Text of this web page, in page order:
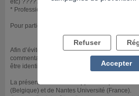
etc) ????‍????‍????‍????
* Professionnels de santé ????‍⚕️????‍⚕️
Pour participer, utilisez le lien suivant:
Afin d’éviter toute stigmatisation, merci de ne
commentaires, ni de donner des informations
être identifiables.
La présente étude a été approuvée par les
(Belgique) et de Nantes Université (France).
Refuser
Accepter